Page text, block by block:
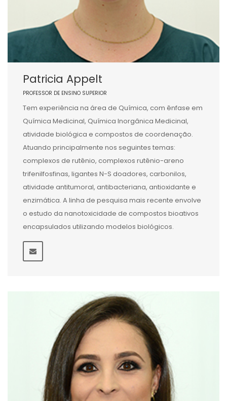
Patricia Appelt
PROFESSOR DE ENSINO SUPERIOR
Tem experiência na área de Química, com ênfase em
Química Medicinal, Química Inorgânica Medicinal,
atividade biológica e compostos de coordenação.
Atuando principalmente nos seguintes temas:
complexos de rutênio, complexos rutênio-areno
trifenilfosfinas, ligantes N-S doadores, carbonilos,
atividade antitumoral, antibacteriana, antioxidante e
enzimática. A linha de pesquisa mais recente envolve
o estudo da nanotoxicidade de compostos bioativos
encapsulados utilizando modelos biológicos.